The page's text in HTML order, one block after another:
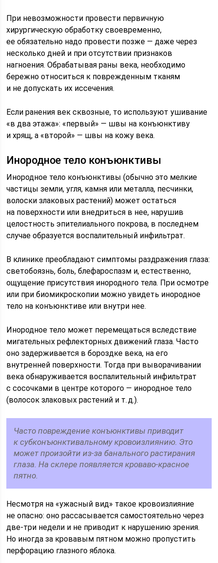
При невозможности провести первичную
хирургическую обработку своевременно,
ее обязательно надо провести позже — даже через
несколько дней и при отсутствии признаков
нагноения. Обрабатывая раны века, необходимо
бережно относиться к поврежденным тканям
и не допускать их иссечения.
Если ранения век сквозные, то используют ушивание
«в два этажа»: «первый» — швы на конъюнктиву
и хрящ, а «второй» — швы на кожу века.
Инородное тело конъюнктивы
Инородное тело конъюнктивы (обычно это мелкие
частицы земли, угля, камня или металла, песчинки,
волоски злаковых растений) может остаться
на поверхности или внедриться в нее, нарушив
целостность эпителиального покрова, в последнем
случае образуется воспалительный инфильтрат.
В клинике преобладают симптомы раздражения глаза:
светобоязнь, боль, блефароспазм и, естественно,
ощущение присутствия инородного тела. При осмотре
или при биомикроскопии можно увидеть инородное
тело на конъюнктиве или внутри нее.
Инородное тело может перемещаться вследствие
мигательных рефлекторных движений глаза. Часто
оно задерживается в бороздке века, на его
внутренней поверхности. Тогда при выворачивании
века обнаруживается воспалительный инфильтрат
с сосочками в центре которого — инородное тело
(волосок злаковых растений и т. д.).
Часто повреждение конъюнктивы приводит
к субконъюнктивальному кровоизлиянию. Это
может произойти из‑за банального растирания
глаза. На склере появляется кроваво-красное
пятно.
Несмотря на «ужасный вид» такое кровоизлияние
не опасно: оно рассасывается самостоятельно через
две-три недели и не приводит к нарушению зрения.
Но иногда за кровавым пятном можно пропустить
перфорацию глазного яблока.